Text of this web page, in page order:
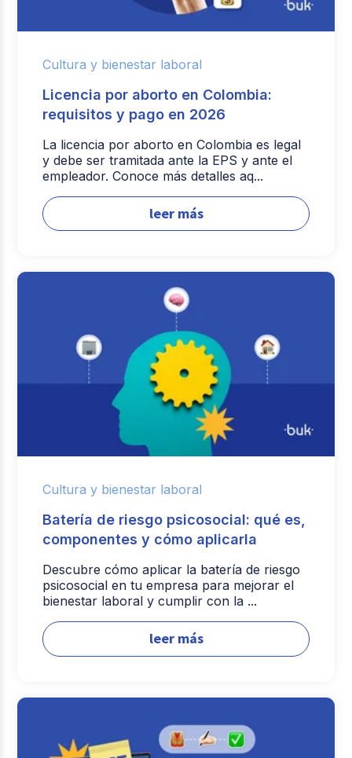
Cultura y bienestar laboral
Licencia por aborto en Colombia:
requisitos y pago en 2026
La licencia por aborto en Colombia es legal
y debe ser tramitada ante la EPS y ante el
empleador. Conoce más detalles aq...
leer más
Cultura y bienestar laboral
Batería de riesgo psicosocial: qué es,
componentes y cómo aplicarla
Descubre cómo aplicar la batería de riesgo
psicosocial en tu empresa para mejorar el
bienestar laboral y cumplir con la ...
leer más